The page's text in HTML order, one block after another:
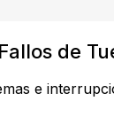
de
e